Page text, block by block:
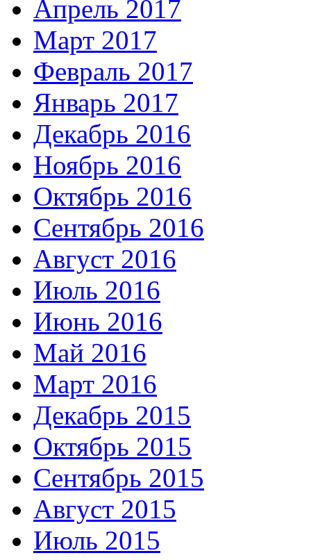
Апрель 2017
Март 2017
Февраль 2017
Январь 2017
Декабрь 2016
Ноябрь 2016
Октябрь 2016
Сентябрь 2016
Август 2016
Июль 2016
Июнь 2016
Май 2016
Март 2016
Декабрь 2015
Октябрь 2015
Сентябрь 2015
Август 2015
Июль 2015